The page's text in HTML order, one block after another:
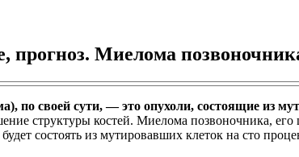
прогноз. Миелома
по своей сути, — это опухоли, состоящие из
структуры костей. Миелома позвоночника,
состоять из мутировавших клеток на сто